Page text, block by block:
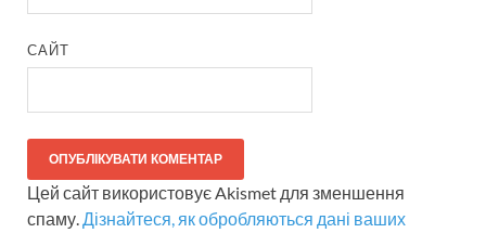
САЙТ
Цей сайт використовує Akismet для зменшення
спаму.Дізнайтеся, як обробляються дані ваших